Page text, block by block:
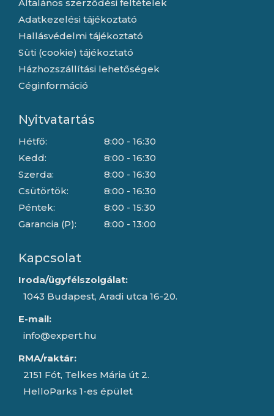
Általános szerződési feltételek
Adatkezelési tájékoztató
Hallásvédelmi tájékoztató
Süti (cookie) tájékoztató
Házhozszállítási lehetőségek
Céginformáció
Nyitvatartás
Hétfő:
Kedd:
Szerda:
Csütörtök:
Péntek:
Garancia (P):
8:00 - 16:30
8:00 - 16:30
8:00 - 16:30
8:00 - 16:30
8:00 - 15:30
8:00 - 13:00
Kapcsolat
Iroda/ügyfélszolgálat:
1043 Budapest, Aradi utca 16-20.
E-mail:
info@expert.hu
RMA/raktár:
2151 Fót, Telkes Mária út 2.
HelloParks 1-es épület